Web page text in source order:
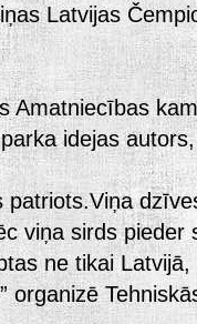
Latvijas
Amatniecības
idejas
patriots.Viņa
viņa sirds pieder
ne tikai
organizē